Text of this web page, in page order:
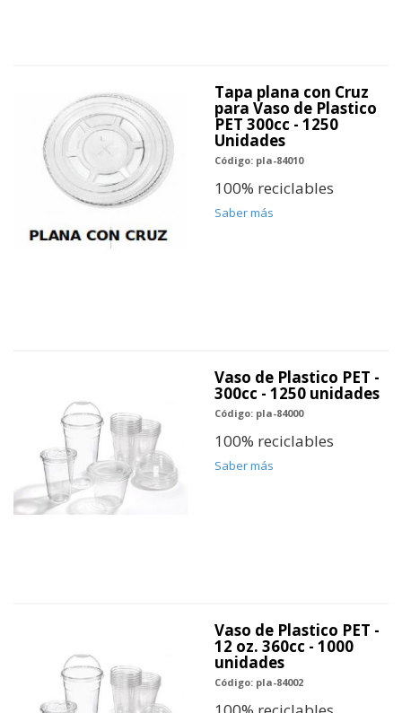
Tapa plana con Cruz
para Vaso de Plastico
PET 300cc - 1250
Unidades
Código: pla-84010
100% reciclables
Saber más
Vaso de Plastico PET -
300cc - 1250 unidades
Código: pla-84000
100% reciclables
Saber más
Vaso de Plastico PET -
12 oz. 360cc - 1000
unidades
Código: pla-84002